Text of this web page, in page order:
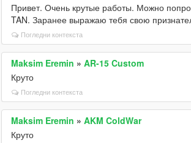
Привет. Очень крутые работы. Можно
TAN. Заранее выражаю тебя свою
Погледни контекста
Maksim Eremin »AR-15 Custom
Круто
Погледни контекста
Maksim Eremin »AKM ColdWar
Круто